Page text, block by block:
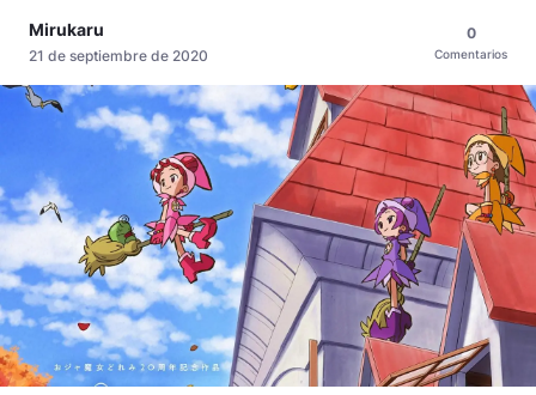
Mirukaru
21 de septiembre de 2020
0
Comentarios